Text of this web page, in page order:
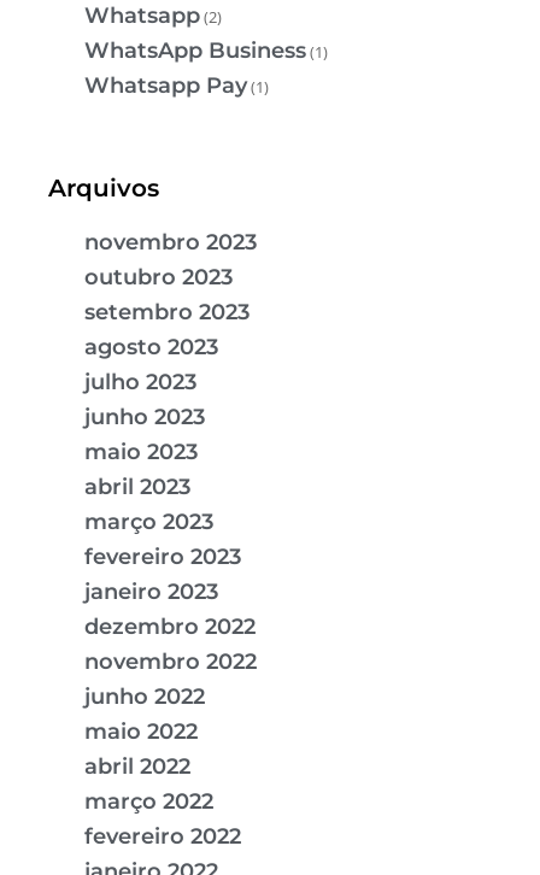
Whatsapp(2)
WhatsApp Business(1)
Whatsapp Pay(1)
Arquivos
novembro 2023
outubro 2023
setembro 2023
agosto 2023
julho 2023
junho 2023
maio 2023
abril 2023
março 2023
fevereiro 2023
janeiro 2023
dezembro 2022
novembro 2022
junho 2022
maio 2022
abril 2022
março 2022
fevereiro 2022